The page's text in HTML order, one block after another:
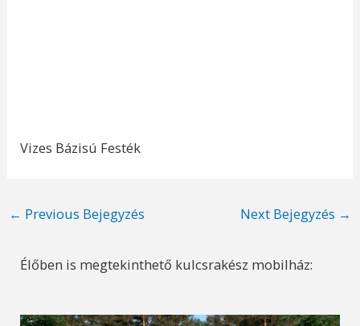
Vizes Bázisú Festék
Post
← Previous Bejegyzés Next Bejegyzés →
Élőben is megtekinthető kulcsrakész mobilház: